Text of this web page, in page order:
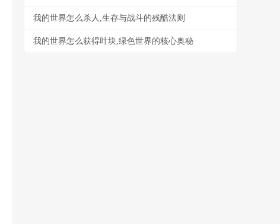
我的世界怎么杀人,生存与战斗的残酷法则
我的世界怎么获得叶块,绿色世界的核心奥秘